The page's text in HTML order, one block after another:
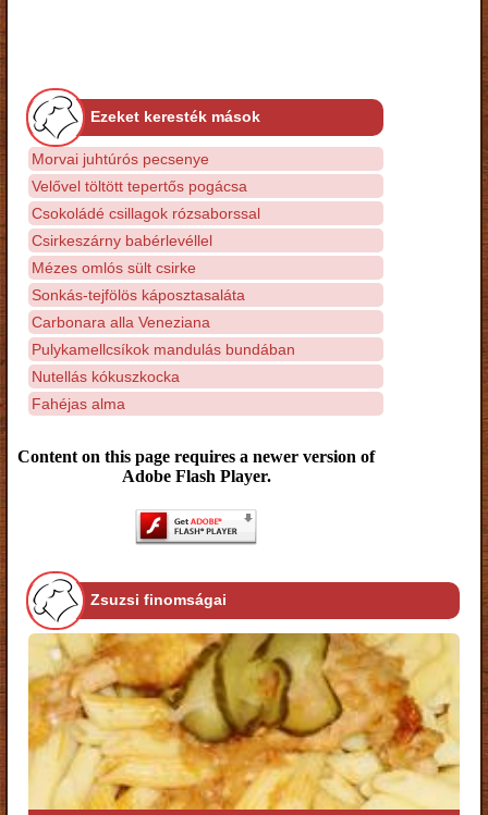
Ezeket keresték mások
Morvai juhtúrós pecsenye
Velővel töltött tepertős pogácsa
Csokoládé csillagok rózsaborssal
Csirkeszárny babérlevéllel
Mézes omlós sült csirke
Sonkás-tejfölös káposztasaláta
Carbonara alla Veneziana
Pulykamellcsíkok mandulás bundában
Nutellás kókuszkocka
Fahéjas alma
Content on this page requires a newer version of
Adobe Flash Player.
Zsuzsi finomságai